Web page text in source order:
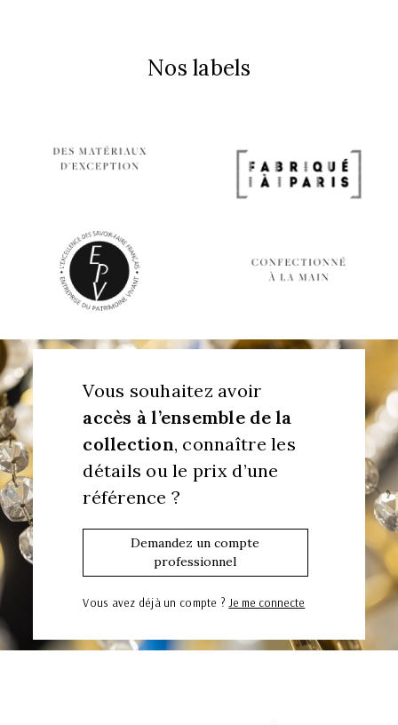
Nos labels
Vous souhaitez avoir
accès à l’ensemble de la
collection, connaître les
détails ou le prix d’une
référence ?
Demandez un compte
professionnel
Vous avez déjà un compte ?Je me connecte